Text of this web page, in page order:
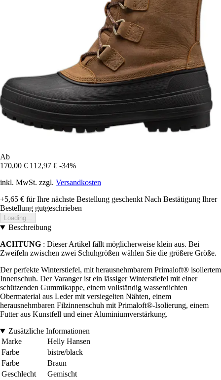
Ab
170,00 € 112,97 € -34%
inkl. MwSt. zzgl. Versandkosten
+5,65 € für Ihre nächste Bestellung geschenkt Nach Bestätigung Ihrer
Bestellung gutgeschrieben
Loading...
Beschreibung
ACHTUNG : Dieser Artikel fällt möglicherweise klein aus. Bei
Zweifeln zwischen zwei Schuhgrößen wählen Sie die größere Größe.
Der perfekte Winterstiefel, mit herausnehmbarem Primaloft® isoliertem
Innenschuh. Der Varanger ist ein lässiger Winterstiefel mit einer
schützenden Gummikappe, einem vollständig wasserdichten
Obermaterial aus Leder mit versiegelten Nähten, einem
herausnehmbaren Filzinnenschuh mit Primaloft®-Isolierung, einem
Futter aus Kunstfell und einer Aluminiumverstärkung.
Zusätzliche Informationen
Marke
Helly Hansen
Farbe
bistre/black
Farbe
Braun
Geschlecht
Gemischt